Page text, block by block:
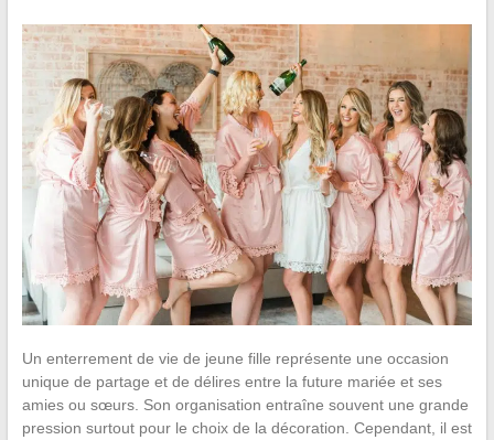
Un enterrement de vie de jeune fille représente une occasion
unique de partage et de délires entre la future mariée et ses
amies ou sœurs. Son organisation entraîne souvent une grande
pression surtout pour le choix de la décoration. Cependant, il est